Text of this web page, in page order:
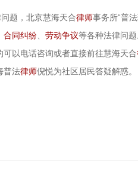
题，北京慧海天合律师事务所“普
合同纠纷 劳动争议等各种法律问
以电话咨询或者直接前往慧海天合
普法律师倪悦为社区居民答疑解惑。